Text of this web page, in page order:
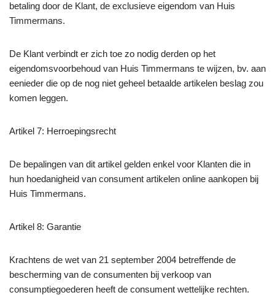
betaling door de Klant, de exclusieve eigendom van Huis
Timmermans.
De Klant verbindt er zich toe zo nodig derden op het
eigendomsvoorbehoud van Huis Timmermans te wijzen, bv. aan
eenieder die op de nog niet geheel betaalde artikelen beslag zou
komen leggen.
Artikel 7: Herroepingsrecht
De bepalingen van dit artikel gelden enkel voor Klanten die in
hun hoedanigheid van consument artikelen online aankopen bij
Huis Timmermans.
Artikel 8: Garantie
Krachtens de wet van 21 september 2004 betreffende de
bescherming van de consumenten bij verkoop van
consumptiegoederen heeft de consument wettelijke rechten.